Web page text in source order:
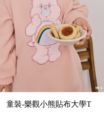
童裝-樂觀小熊貼布大學T